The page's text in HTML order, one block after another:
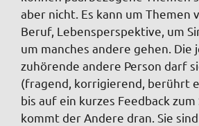
aber nicht. Es kann um Themen
Beruf, Lebensperspektive, um
um manches andere gehen. Die
zuhörende andere Person darf
(fragend, korrigierend, berührt
bis auf ein kurzes Feedback zum
kommt der Andere dran. Sie